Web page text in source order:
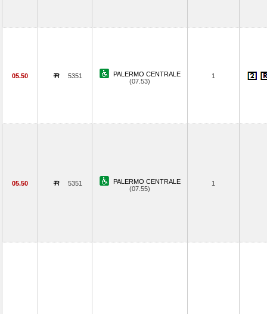
05.50 5351
PALERMO CENTRALE
(07.53)
1
05.50 5351
PALERMO CENTRALE
(07.55)
1